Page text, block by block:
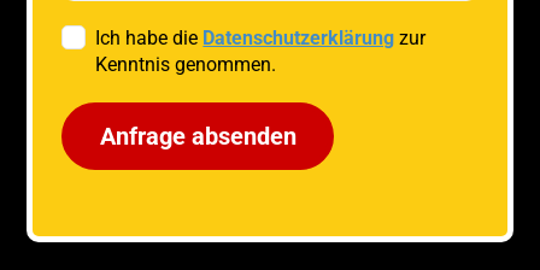
Ich habe die Datenschutzerklärung zur
Kenntnis genommen.